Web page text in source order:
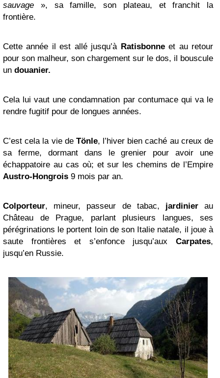
sauvage », sa famille, son plateau, et franchit la
frontière.
Cette année il est allé jusqu’à Ratisbonneet au retour
pour son malheur, son chargement sur le dos, il bouscule
un douanier.
Cela lui vaut une condamnation par contumace qui va le
rendre fugitif pour de longues années.
C’est cela la vie deTönle, l’hiver bien caché au creux de
sa ferme, dormant dans le grenier pour avoir une
échappatoire au cas où; et sur les chemins de l’Empire
Austro-Hongrois 9 mois par an.
Colporteur, mineur, passeur de tabac, jardinier
au
Château de Prague, parlant plusieurs langues, ses
pérégrinations le portent loin de son Italie natale, il joue à
saute frontières et s’enfonce jusqu’aux Carpates,
jusqu’en Russie.